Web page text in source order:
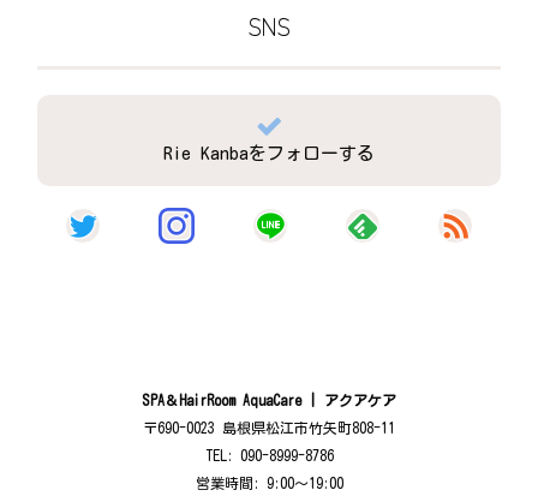
SNS
Rie Kanbaをフォローする
SPA＆HairRoom AquaCare | アクアケア
〒690-0023 島根県松江市竹矢町808-11
TEL: 090-8999-8786
営業時間: 9:00〜19:00